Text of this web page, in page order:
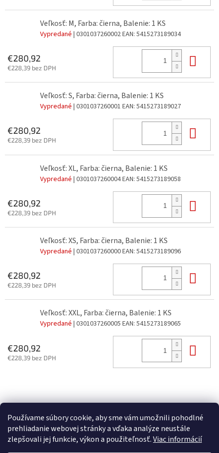
Používame súbory cookie, aby sme vám umožnili pohodlné
prehliadanie webovej stránky a vďaka analýze neustále
zlepšovali jej funkcie, výkon a použiteľnosť.Viac informácií
Veľkosť: M, Farba: čierna, Balenie: 1 KS
Vypredané | 0301037260002EAN: 5415273189034
€280,92
€228,39 bez DPH
Veľkosť: S, Farba: čierna, Balenie: 1 KS
Vypredané | 0301037260001 EAN: 5415273189027
€280,92
€228,39 bez DPH
Veľkosť: XL, Farba: čierna, Balenie: 1 KS
Vypredané | 0301037260004EAN: 5415273189058
€280,92
€228,39 bez DPH
Veľkosť: XS, Farba: čierna, Balenie: 1 KS
Vypredané | 0301037260000EAN: 5415273189096
€280,92
€228,39 bez DPH
Veľkosť: XXL, Farba: čierna, Balenie: 1 KS
Vypredané | 0301037260005 EAN: 5415273189065
€280,92
€228,39 bez DPH
á